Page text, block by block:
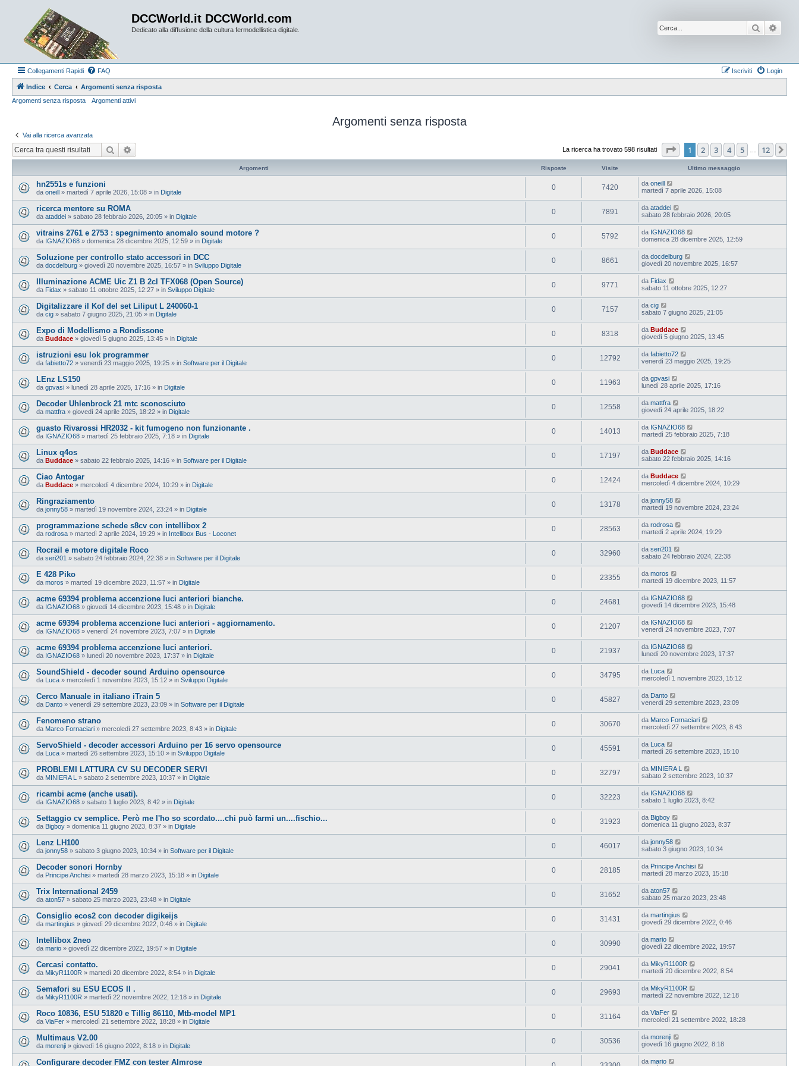
DCCWorld.it DCCWorld.com
Dedicato alla diffusione della cultura fermodellistica digitale. Cerca
Collegamenti Rapidi FAQ Login
Iscriviti
Indice Cerca
Argomenti senza risposta
Argomenti senza risposta
Argomenti attivi
Argomenti senza risposta
Vai alla ricerca avanzata
Cerca La ricerca ha trovato 598 risultati Pagina1 di
1 2 3 4 5 12
Argomenti Risposte Visite Ultimo messaggio
hn2551s e funzioni
da oneill » martedì 7 aprile 2026, 15:08 » in Digitale
0 7420 da oneill
martedì 7 aprile 2026, 15:08
ricerca mentore su ROMA
da ataddei » sabato 28 febbraio 2026, 20:05 » in Digitale
0 7891 da ataddei
sabato 28 febbraio 2026, 20:05
vitrains 2761 e 2753 : spegnimento anomalo sound motore ?
da IGNAZIO68 » domenica 28 dicembre 2025, 12:59 » in Digitale
0 5792 da IGNAZIO68
domenica 28 dicembre 2025, 12:59
Soluzione per controllo stato accessori in DCC
da docdelburg » giovedì 20 novembre 2025, 16:57 » in Sviluppo Digitale
0 8661 da docdelburg
giovedì 20 novembre 2025, 16:57
Illuminazione ACME Uic Z1 B 2cl TFX068 (Open Source)
da Fidax » sabato 11 ottobre 2025, 12:27 » in Sviluppo Digitale
0 9771 da Fidax
sabato 11 ottobre 2025, 12:27
Digitalizzare il Kof del set Liliput L 240060-1
da cig » sabato 7 giugno 2025, 21:05 » in Digitale
0 7157 da cig
sabato 7 giugno 2025, 21:05
Expo di Modellismo a Rondissone
da Buddace » giovedì 5 giugno 2025, 13:45 » in Digitale
0 8318 da Buddace
giovedì 5 giugno 2025, 13:45
istruzioni esu lok programmer
da fabietto72 » venerdì 23 maggio 2025, 19:25 » in Software per il Digitale
0 12792 da fabietto72
venerdì 23 maggio 2025, 19:25
LEnz LS150
da gpvasi » lunedì 28 aprile 2025, 17:16 » in Digitale
0 11963 da gpvasi
lunedì 28 aprile 2025, 17:16
Decoder Uhlenbrock 21 mtc sconosciuto
da mattfra » giovedì 24 aprile 2025, 18:22 » in Digitale
0 12558 da mattfra
giovedì 24 aprile 2025, 18:22
guasto Rivarossi HR2032 - kit fumogeno non funzionante .
da IGNAZIO68 » martedì 25 febbraio 2025, 7:18 » in Digitale
0 14013 da IGNAZIO68
martedì 25 febbraio 2025, 7:18
Linux q4os
da Buddace » sabato 22 febbraio 2025, 14:16 » in Software per il Digitale
0 17197 da Buddace
sabato 22 febbraio 2025, 14:16
Ciao Antogar
da Buddace » mercoledì 4 dicembre 2024, 10:29 » in Digitale
0 12424 da Buddace
mercoledì 4 dicembre 2024, 10:29
Ringraziamento
da jonny58 » martedì 19 novembre 2024, 23:24 » in Digitale
0 13178 da jonny58
martedì 19 novembre 2024, 23:24
programmazione schede s8cv con intellibox 2
da rodrosa » martedì 2 aprile 2024, 19:29 » in Intellibox Bus - Loconet
0 28563 da rodrosa
martedì 2 aprile 2024, 19:29
Rocrail e motore digitale Roco
da seri201 » sabato 24 febbraio 2024, 22:38 » in Software per il Digitale
0 32960 da seri201
sabato 24 febbraio 2024, 22:38
E 428 Piko
da moros » martedì 19 dicembre 2023, 11:57 » in Digitale
0 23355 da moros
martedì 19 dicembre 2023, 11:57
acme 69394 problema accenzione luci anteriori bianche.
da IGNAZIO68 » giovedì 14 dicembre 2023, 15:48 » in Digitale
0 24681 da IGNAZIO68
giovedì 14 dicembre 2023, 15:48
acme 69394 problema accenzione luci anteriori - aggiornamento.
da IGNAZIO68 » venerdì 24 novembre 2023, 7:07 » in Digitale
0 21207 da IGNAZIO68
venerdì 24 novembre 2023, 7:07
acme 69394 problema accenzione luci anteriori.
da IGNAZIO68 » lunedì 20 novembre 2023, 17:37 » in Digitale
0 21937 da IGNAZIO68
lunedì 20 novembre 2023, 17:37
SoundShield - decoder sound Arduino opensource
da Luca » mercoledì 1 novembre 2023, 15:12 » in Sviluppo Digitale
0 34795 da Luca
mercoledì 1 novembre 2023, 15:12
Cerco Manuale in italiano iTrain 5
da Danto » venerdì 29 settembre 2023, 23:09 » in Software per il Digitale
0 45827 da Danto
venerdì 29 settembre 2023, 23:09
Fenomeno strano
da Marco Fornaciari » mercoledì 27 settembre 2023, 8:43 » in Digitale
0 30670 da Marco Fornaciari
mercoledì 27 settembre 2023, 8:43
ServoShield - decoder accessori Arduino per 16 servo opensource
da Luca » martedì 26 settembre 2023, 15:10 » in Sviluppo Digitale
0 45591 da Luca
martedì 26 settembre 2023, 15:10
PROBLEMI LATTURA CV SU DECODER SERVI
da MINIERA L » sabato 2 settembre 2023, 10:37 » in Digitale
0 32797 da MINIERA L
sabato 2 settembre 2023, 10:37
ricambi acme (anche usati).
da IGNAZIO68 » sabato 1 luglio 2023, 8:42 » in Digitale
0 32223 da IGNAZIO68
sabato 1 luglio 2023, 8:42
Settaggio cv semplice. Però me l'ho so scordato....chi può farmi un....fischio...
da Bigboy » domenica 11 giugno 2023, 8:37 » in Digitale
0 31923 da Bigboy
domenica 11 giugno 2023, 8:37
Lenz LH100
da jonny58 » sabato 3 giugno 2023, 10:34 » in Software per il Digitale
0 46017 da jonny58
sabato 3 giugno 2023, 10:34
Decoder sonori Hornby
da Principe Anchisi » martedì 28 marzo 2023, 15:18 » in Digitale
0 28185 da Principe Anchisi
martedì 28 marzo 2023, 15:18
Trix International 2459
da aton57 » sabato 25 marzo 2023, 23:48 » in Digitale
0 31652 da aton57
sabato 25 marzo 2023, 23:48
Consiglio ecos2 con decoder digikeijs
da martingius » giovedì 29 dicembre 2022, 0:46 » in Digitale
0 31431 da martingius
giovedì 29 dicembre 2022, 0:46
Intellibox 2neo
da mario » giovedì 22 dicembre 2022, 19:57 » in Digitale
0 30990 da mario
giovedì 22 dicembre 2022, 19:57
Cercasi contatto.
da MikyR1100R » martedì 20 dicembre 2022, 8:54 » in Digitale
0 29041 da MikyR1100R
martedì 20 dicembre 2022, 8:54
Semafori su ESU ECOS II .
da MikyR1100R » martedì 22 novembre 2022, 12:18 » in Digitale
0 29693 da MikyR1100R
martedì 22 novembre 2022, 12:18
Roco 10836, ESU 51820 e Tillig 86110, Mtb-model MP1
da ViaFer » mercoledì 21 settembre 2022, 18:28 » in Digitale
0 31164 da ViaFer
mercoledì 21 settembre 2022, 18:28
Multimaus V2.00
da morenji » giovedì 16 giugno 2022, 8:18 » in Digitale
0 30536 da morenji
giovedì 16 giugno 2022, 8:18
Configurare decoder FMZ con tester Almrose da mario